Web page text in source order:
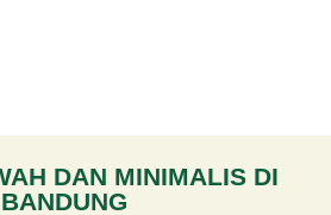
DAN MINIMALIS DI
BANDUNG